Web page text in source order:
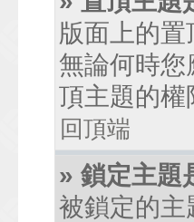
版面上的
無論何時
頂主題的權
回頂端
» 鎖定主題
被鎖定的主